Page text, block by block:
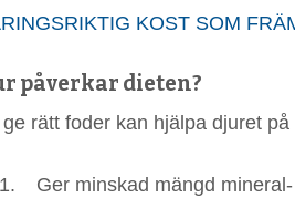
KOST SOM
påverkar dieten?
rätt foder kan hjälpa djuret på
Ger minskad mängd